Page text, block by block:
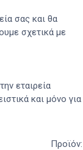
σας και θα
σχετικά με
εταιρεία
και μόνο για
Προϊόν: